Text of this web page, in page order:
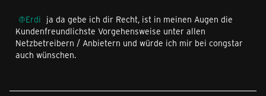
Erdi ja da gebe ich dir Recht, ist in meinen Augen die
Kundenfreundlichste Vorgehensweise unter allen
Netzbetreibern / Anbietern und würde ich mir bei congstar
auch wünschen.